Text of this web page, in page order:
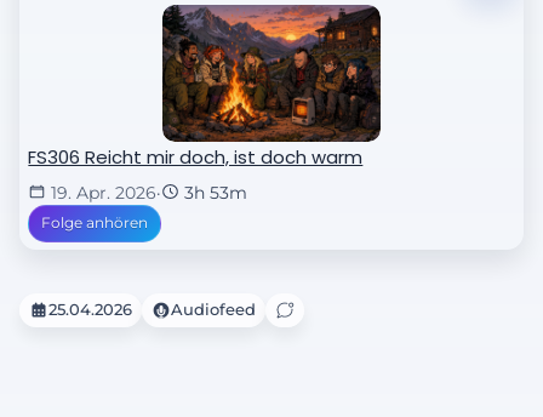
FS306 Reicht mir doch, ist doch warm
19. Apr. 2026· 3h 53m
Folge anhören
25.04.2026 Audiofeed